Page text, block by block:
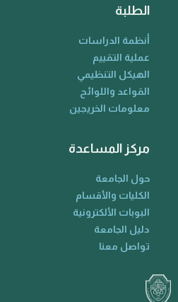
الطلبة
أنظمة الدراسات
عملية التقييم
الهيكل التنظيمي
القواعد واللوائح
معلومات الخريجين
مركز المساعدة
حول الجامعة
الكليات والأقسام
البوبات الألكترونية
دليل الجامعة
تواصل معنا